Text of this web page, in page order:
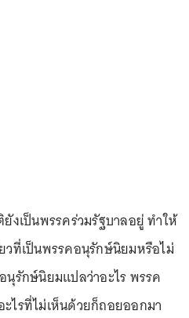
งเป็นพรรคร่วมรัฐบาลอยู่ ทำให้
ที่เป็นพรรคอนุรักษ์นิยมหรือไม่
รักษ์นิยมแปลว่าอะไร พรรค
ไรที่ไม่เห็นด้วยก็ถอยออกมา